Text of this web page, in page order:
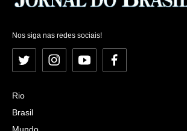
Nos siga nas redes sociais!
Twitter InstagramYouTubeFacebook
Rio
Brasil
Mundo